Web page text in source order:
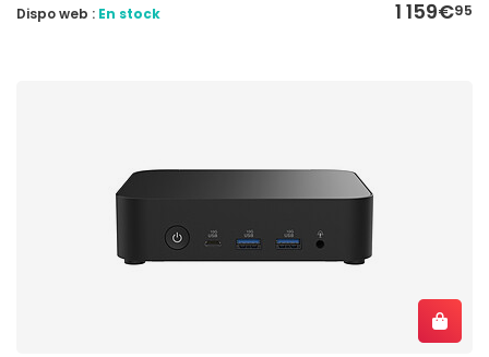
1 159€95
Dispo web : En stock